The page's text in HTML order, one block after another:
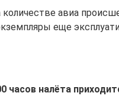
авиа
еще
часов налёта